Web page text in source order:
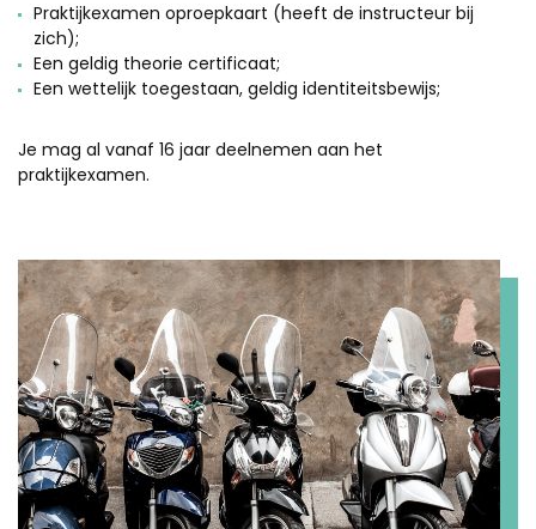
Praktijkexamen oproepkaart (heeft de instructeur bij
zich);
Een geldig theorie certificaat;
Een wettelijk toegestaan, geldig identiteitsbewijs;
Je mag al vanaf 16 jaar deelnemen aan het
praktijkexamen.